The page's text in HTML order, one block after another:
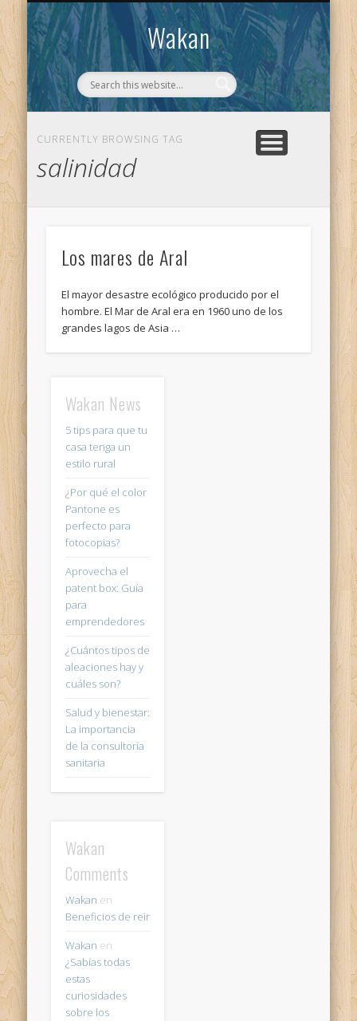
Wakan
WAKAN
CONTACTO
CURRENTLY BROWSING TAG
salinidad
Los mares de Aral
El mayor desastre ecológico producido por el
hombre. El Mar de Aral era en 1960 uno de los
grandes lagos de Asia …
Wakan News
5 tips para que tu
casa tenga un
estilo rural
¿Por qué el color
Pantone es
perfecto para
fotocopias?
Aprovecha el
patent box: Guía
para
emprendedores
¿Cuántos tipos de
aleaciones hay y
cuáles son?
Salud y bienestar:
La importancia
de la consultoría
sanitaria
Wakan
Comments
Wakan en
Beneficios de reir
Wakan en
¿Sabías todas
estas
curiosidades
sobre los